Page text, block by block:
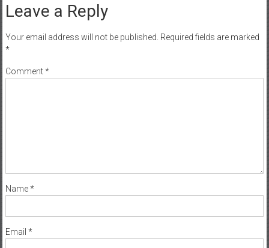
Leave a Reply
Your email address will not be published. Required fields are marked
*
Comment*
Name*
Email *